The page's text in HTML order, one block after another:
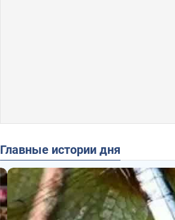
Главные истории дня